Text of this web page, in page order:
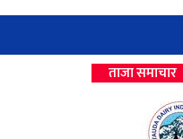
ताजा समाचार
उपहार ‘लगानी बोर्डको